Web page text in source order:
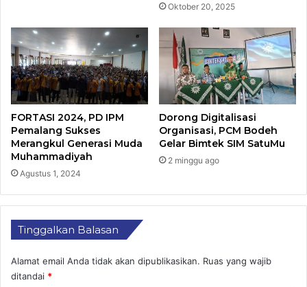
Oktober 20, 2025
FORTASI 2024, PD IPM
Pemalang Sukses
Merangkul Generasi Muda
Muhammadiyah
Agustus 1, 2024
Dorong Digitalisasi
Organisasi, PCM Bodeh
Gelar Bimtek SIM SatuMu​
2 minggu ago
Tinggalkan Balasan
Alamat email Anda tidak akan dipublikasikan. Ruas yang wajib
ditandai *